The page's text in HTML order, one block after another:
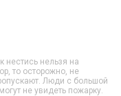
нестись нельзя на
то осторожно, не
Люди с большой
не увидеть пожарку.